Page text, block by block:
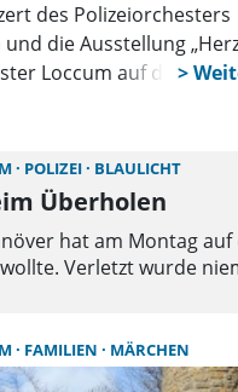
des Polizeiorchesters
die Ausstellung
Loccum auf das
Eintritt.
POLIZEI BLAULICHT
Überholen
hat am Montag
Verletzt wurde
FAMILIEN MÄRCHEN